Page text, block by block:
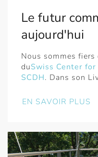
Le futur
aujourd'hui
Nous sommes fiers
duSwiss Center
SCDH. Dans son
EN SAVOIR PLUS